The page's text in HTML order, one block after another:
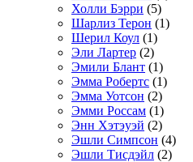
Холли Бэрри (5)
Шарлиз Терон (1)
Шерил Коул (1)
Эли Лартер (2)
Эмили Блант (1)
Эмма Робертс (1)
Эмма Уотсон (2)
Эмми Россам (1)
Энн Хэтэуэй (2)
Эшли Симпсон (4)
Эшли Тисдэйл (2)